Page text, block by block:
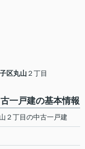
区丸山 ２丁目
一戸建の基本情報
２丁目の中古一戸建